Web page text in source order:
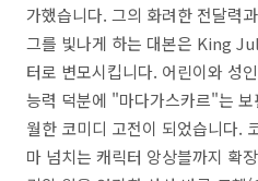
가했습니다. 그의 화려한 전달력
그를 빛나게 하는 대본은 King
터로 변모시킵니다. 어린이와 성
능력 덕분에 "마다가스카르"는
월한 코미디 고전이 되었습니다.
마 넘치는 캐릭터 앙상블까지 확